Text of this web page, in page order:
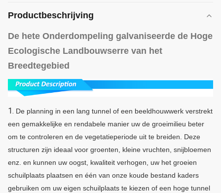
Productbeschrijving
De hete Onderdompeling galvaniseerde de Hoge
Ecologische Landbouwserre van het
Breedtegebied
1. De planning in een lang tunnel of een beeldhouwwerk verstrekt
een gemakkelijke en rendabele manier uw de groeimilieu beter
om te controleren en de vegetatieperiode uit te breiden. Deze
structuren zijn ideaal voor groenten, kleine vruchten, snijbloemen
enz. en kunnen uw oogst, kwaliteit verhogen, uw het groeien
schuilplaats plaatsen en één van onze koude bestand kaders
gebruiken om uw eigen schuilplaats te kiezen of een hoge tunnel